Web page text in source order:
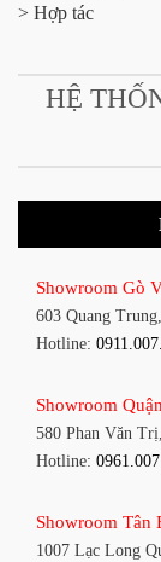
> Hợp tác
HỆ
Showroom Gò
603 Quang
Hotline:
Showroom
580 Phan Văn
Hotline:
Showroom Tân
1007 Lạc Long